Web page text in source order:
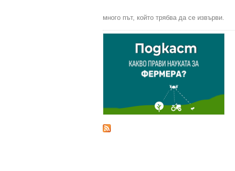
много път, който трябва да се извърви.